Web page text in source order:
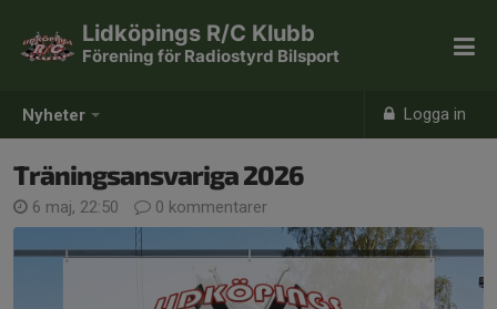
Nyheter Logga in
Lidköpings R/C Klubb
Förening för Radiostyrd Bilsport
Träningsansvariga 2026
6 maj, 22:50 0 kommentarer